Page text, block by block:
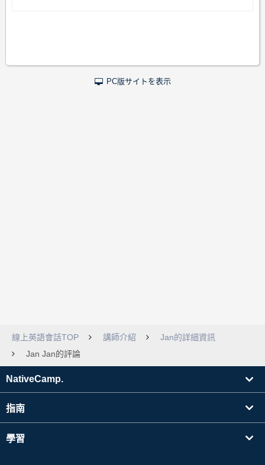
PC版サイトを表示
線上英語會話TOP 講師介紹
Jan的詳細資訊
Jan Jan的評論
NativeCamp.
指南
學習